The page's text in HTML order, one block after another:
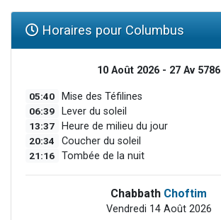
Horaires pour Columbus
10 Août 2026 - 27 Av 5786
05:40 Mise des Téfilines
06:39 Lever du soleil
13:37 Heure de milieu du jour
20:34 Coucher du soleil
21:16 Tombée de la nuit
Chabbath Choftim
Vendredi 14 Août 2026